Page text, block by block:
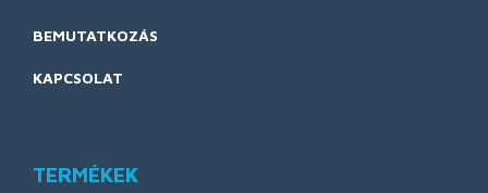
BEMUTATKOZÁS
KAPCSOLAT
TERMÉKEK